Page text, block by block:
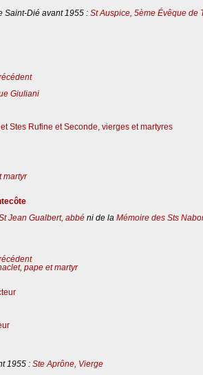
Saint-Dié avant 1955 : St Auspice, 5ème Évêque de
Giuliani
Stes Rufine et Seconde, vierges et martyres
martyr
Jean Gualbert, abbé ni de la Mémoire des Sts
pape et martyr
1955 : Ste Aprône, Vierge